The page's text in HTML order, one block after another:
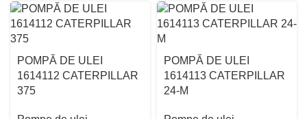
POMPĂ DE ULEI
1614112 CATERPILLAR
375
POMPĂ DE ULEI
1614113 CATERPILLAR
24-M